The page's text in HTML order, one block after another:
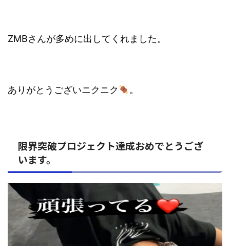
ZMBさんが多めに出してくれました。
ありがとうございニクニク 。
限界突破プロジェクト達成おめでとうござ
います。